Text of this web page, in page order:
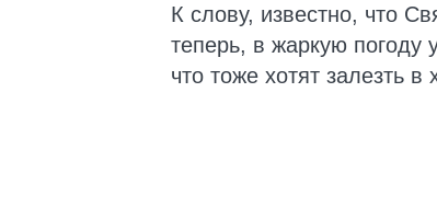
К слову, известно, что
теперь, в жаркую погоду
что тоже хотят залезть в